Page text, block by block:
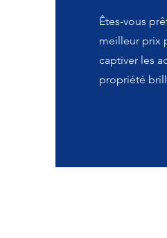
Êtes-vous
meilleur prix
captiver les
propriété